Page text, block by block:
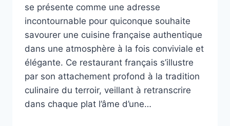
se présente comme une adresse
incontournable pour quiconque souhaite
savourer une cuisine française authentique
dans une atmosphère à la fois conviviale et
élégante. Ce restaurant français s’illustre
par son attachement profond à la tradition
culinaire du terroir, veillant à retranscrire
dans chaque plat l’âme d’une…